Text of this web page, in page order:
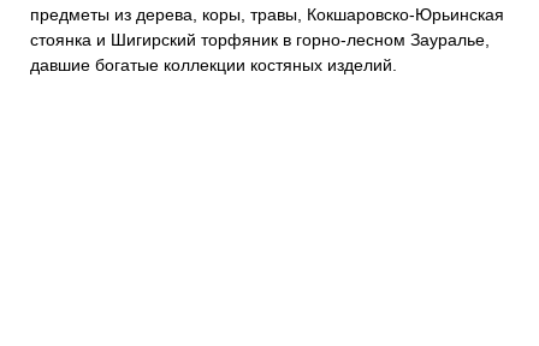
предметы из дерева, коры, травы, Кокшаровско-Юрьинская
стоянка и Шигирский торфяник в горно-лесном Зауралье,
давшие богатые коллекции костяных изделий.